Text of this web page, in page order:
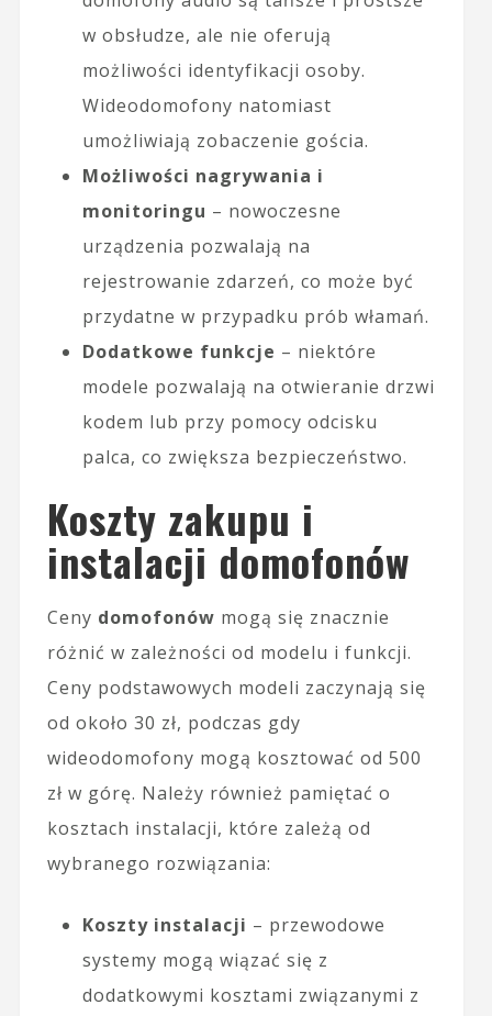
w obsłudze, ale nie oferują
możliwości identyfikacji osoby.
Wideodomofony natomiast
umożliwiają zobaczenie gościa.
Możliwości nagrywania i
monitoringu – nowoczesne
urządzenia pozwalają na
rejestrowanie zdarzeń, co może być
przydatne w przypadku prób włamań.
Dodatkowe funkcje – niektóre
modele pozwalają na otwieranie drzwi
kodem lub przy pomocy odcisku
palca, co zwiększa bezpieczeństwo.
Koszty zakupu i
instalacji domofonów
Ceny domofonów mogą się znacznie
różnić w zależności od modelu i funkcji.
Ceny podstawowych modeli zaczynają się
od około 30 zł, podczas gdy
wideodomofony mogą kosztować od 500
zł w górę. Należy również pamiętać o
kosztach instalacji, które zależą od
wybranego rozwiązania:
Koszty instalacji – przewodowe
systemy mogą wiązać się z
dodatkowymi kosztami związanymi z